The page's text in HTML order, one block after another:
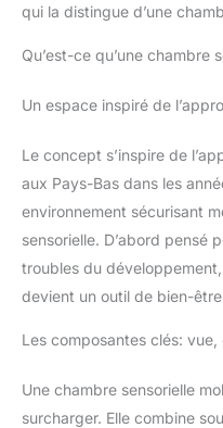
qui la distingue d’une
Qu’est-ce qu’une chambre
Un espace inspiré de
Le concept s’inspire de
aux Pays-Bas dans les
environnement sécurisant
sensorielle. D’abord pensé
troubles du
devient un outil de bien-
Les composantes clés:
Une chambre sensorielle
surcharger. Elle combine